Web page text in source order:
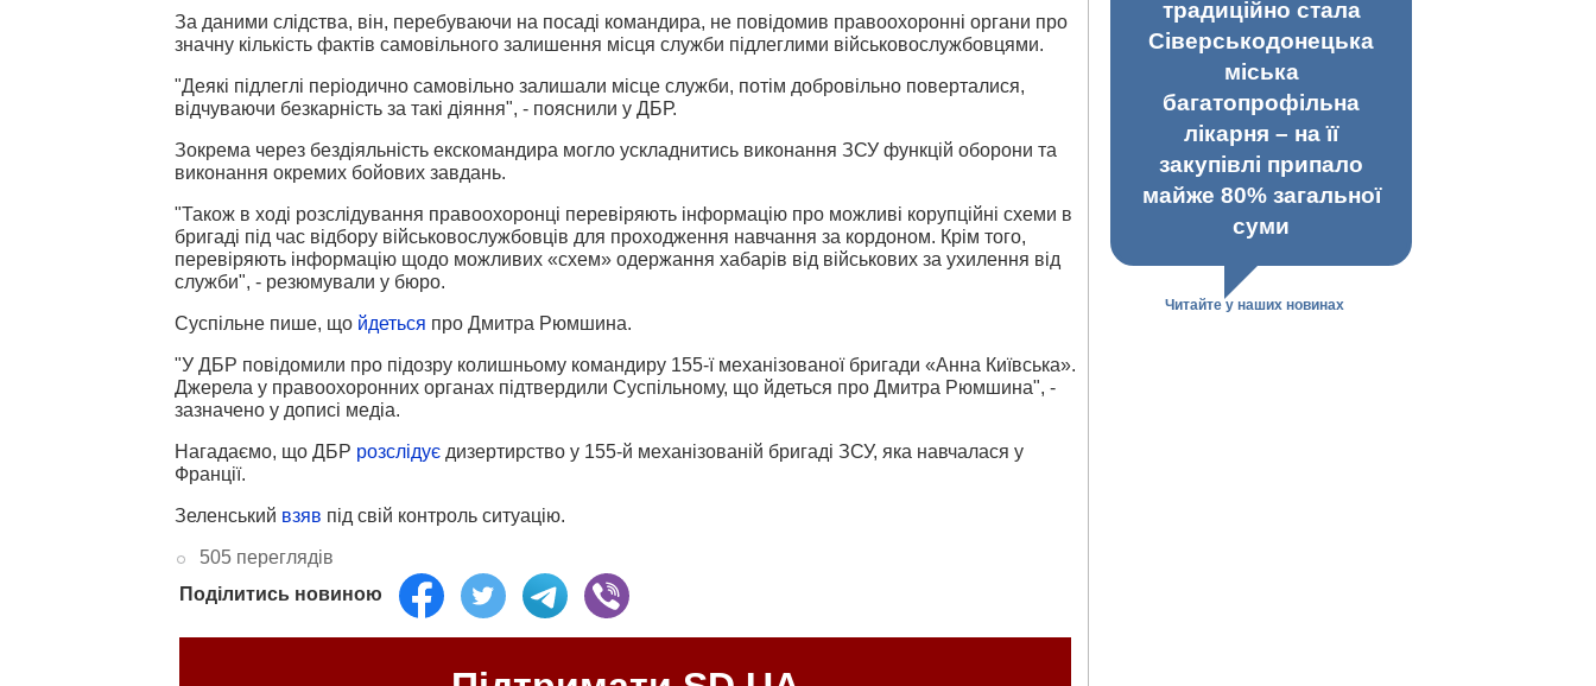
За даними слідства, він, перебуваючи на посаді командира, не повідомив правоохоронні органи про
значну кількість фактів самовільного залишення місця служби підлеглими військовослужбовцями.
"Деякі підлеглі періодично самовільно залишали місце служби, потім добровільно поверталися,
відчуваючи безкарність за такі діяння", - пояснили у ДБР.
Зокрема через бездіяльність екскомандира могло ускладнитись виконання ЗСУ функцій оборони та
виконання окремих бойових завдань.
"Також в ході розслідування правоохоронці перевіряють інформацію про можливі корупційні схеми в
бригаді під час відбору військовослужбовців для проходження навчання за кордоном. Крім того,
перевіряють інформацію щодо можливих «схем» одержання хабарів від військових за ухилення від
служби", - резюмували у бюро.
Суспільне пише, що йдеться про Дмитра Рюмшина.
"У ДБР повідомили про підозру колишньому командиру 155-ї механізованої бригади «Анна Київська».
Джерела у правоохоронних органах підтвердили Суспільному, що йдеться про Дмитра Рюмшина", -
зазначено у дописі медіа.
Нагадаємо, що ДБР розслідує дизертирство у 155-й механізованій бригаді ЗСУ, яка навчалася у
Франції.
Зеленський взяв під свій контроль ситуацію.
505 переглядів
Поділитись новиною
традиційно стала
Сіверськодонецька
міська
багатопрофільна
лікарня – на її
закупівлі припало
майже 80% загальної
суми
Читайте у наших новинах